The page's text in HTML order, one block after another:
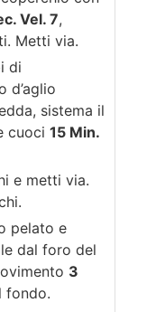
Vel. 7,
Metti via.
di
d’aglio
sistema il
cuoci 15 Min.
e metti via.
pelato e
dal foro del
3
fondo.